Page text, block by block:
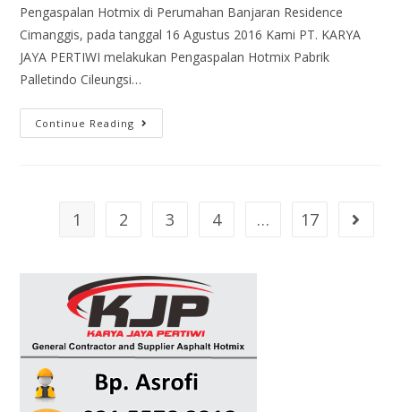
Pengaspalan Hotmix di Perumahan Banjaran Residence
Cimanggis, pada tanggal 16 Agustus 2016 Kami PT. KARYA
JAYA PERTIWI melakukan Pengaspalan Hotmix Pabrik
Palletindo Cileungsi…
Continue Reading
1 2 3 4 … 17